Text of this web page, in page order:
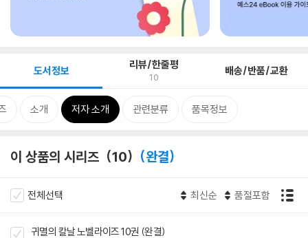
도서정보 리뷰/한줄평
10 배송/반품/교환
소개 저자 소개 관련분류 품목정보
이 상품의 시리즈 10 완결
전체선택 최신순 품절포함
귀멸의 칼날 노벨라이즈 10권 (완결)